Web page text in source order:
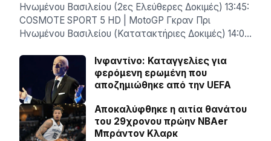
Ηνωμένου Βασιλείου (2ες Ελεύθερες Δοκιμές) 13:45:
COSMOTE SPORT 5 HD | MotoGP Γκραν Πρι
Ηνωμένου Βασιλείου (Κατατακτήριες Δοκιμές) 14:0…
Ινφαντίνο: Καταγγελίες για
φερόμενη ερωμένη που
αποζημιώθηκε από την UEFA
Αποκαλύφθηκε η αιτία θανάτου
του 29χρονου πρώην NBAer
Μπράντον Κλαρκ